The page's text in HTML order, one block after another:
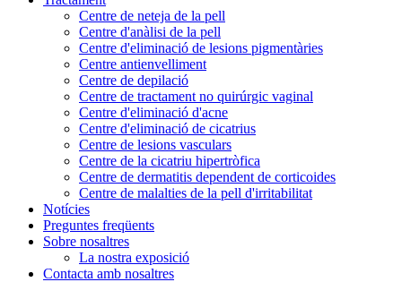
Centre de neteja de la pell
Centre d'anàlisi de la pell
Centre d'eliminació de lesions pigmentàries
Centre antienvelliment
Centre de depilació
Centre de tractament no quirúrgic vaginal
Centre d'eliminació d'acne
Centre d'eliminació de cicatrius
Centre de lesions vasculars
Centre de la cicatriu hipertròfica
Centre de dermatitis dependent de corticoides
Centre de malalties de la pell d'irritabilitat
Notícies
Preguntes freqüents
Sobre nosaltres
La nostra exposició
Contacta amb nosaltres